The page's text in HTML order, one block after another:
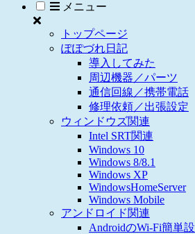
メニュー
トップページ
ぽぽづれ日記
導入してみた
周辺機器／パーツ
通信回線／携帯電話
修理依頼／出張設定
ウィンドウズ関連
Intel SRT関連
Windows 10
Windows 8/8.1
Windows XP
WindowsHomeServer
Windows Mobile
アンドロイド関連
AndroidのWi-Fi簡単